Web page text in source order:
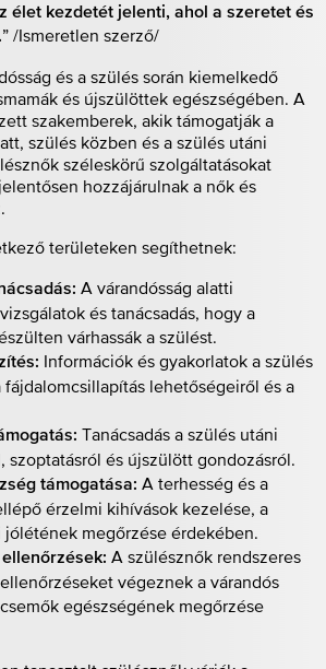
élet kezdetét jelenti, ahol a szeretet és
” /Ismeretlen szerző/
és a szülés során kiemelkedő
és újszülöttek egészségében. A
szakemberek, akik támogatják a
szülés közben és a szülés utáni
széleskörű szolgáltatásokat
hozzájárulnak a nők és
területeken segíthetnek:
A várandósság alatti
és tanácsadás, hogy a
várhassák a szülést.
Információk és gyakorlatok a szülés
fájdalomcsillapítás lehetőségeiről és a
Tanácsadás a szülés utáni
szoptatásról és újszülött gondozásról.
támogatása: A terhesség és a
érzelmi kihívások kezelése, a
jólétének megőrzése érdekében.
A szülésznők rendszeres
végeznek a várandós
egészségének megőrzése